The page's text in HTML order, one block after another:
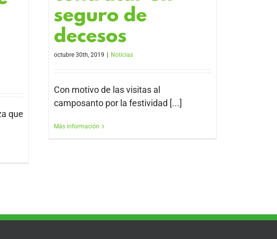
que
seguro de
decesos
octubre 30th, 2019 | Noticias
Con motivo de las visitas al
camposanto por la festividad [...]
Más información